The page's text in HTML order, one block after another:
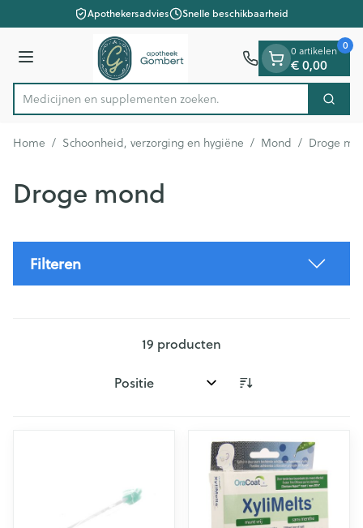
Ga naar de inhoudApothekersadvies Snelle beschikbaarheid
Menu
Product, merk, categorie...
Medicijnen en suppl Zoek
0 artikelen
€ 0,00
0
Home / Schoonheid, verzorging en hygiëne / Mond / Droge
Droge mond
Filteren
19 producten
Sorteer op: